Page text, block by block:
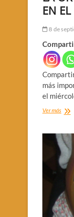
EN
8 de
más
el
Ver másLA
EN
BERA